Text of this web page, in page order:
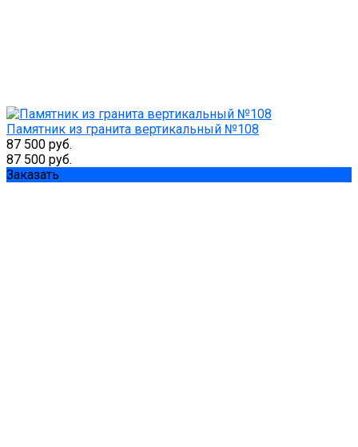
Памятник из гранита вертикальный №108
87 500 руб.
87 500 руб.
Заказать